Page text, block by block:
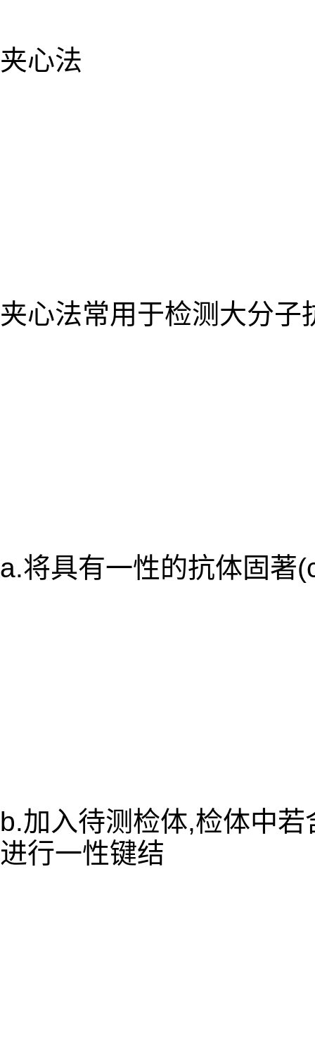
夹心法
夹心法常用于检测大分子
a.将具有一性的抗体固著
b.加入待测检体,检体中
进行一性键结